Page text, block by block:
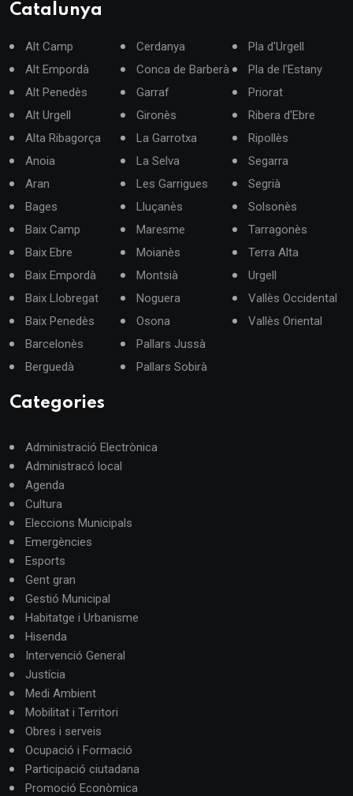
Catalunya
Alt Camp
Alt Empordà
Alt Penedès
Alt Urgell
Alta Ribagorça
Anoia
Aran
Bages
Baix Camp
Baix Ebre
Baix Empordà
Baix Llobregat
Baix Penedès
Barcelonès
Berguedà
Cerdanya
Conca de Barberà
Garraf
Gironès
La Garrotxa
La Selva
Les Garrigues
Lluçanès
Maresme
Moianès
Montsià
Noguera
Osona
Pallars Jussà
Pallars Sobirà
Pla d'Urgell
Pla de l'Estany
Priorat
Ribera d'Ebre
Ripollès
Segarra
Segrià
Solsonès
Tarragonès
Terra Alta
Urgell
Vallès Occidental
Vallès Oriental
Categories
Administració Electrònica
Administracó local
Agenda
Cultura
Eleccions Municipals
Emergències
Esports
Gent gran
Gestió Municipal
Habitatge i Urbanisme
Hisenda
Intervenció General
Justícia
Medi Ambient
Mobilitat i Territori
Obres i serveis
Ocupació i Formació
Participació ciutadana
Promoció Econòmica